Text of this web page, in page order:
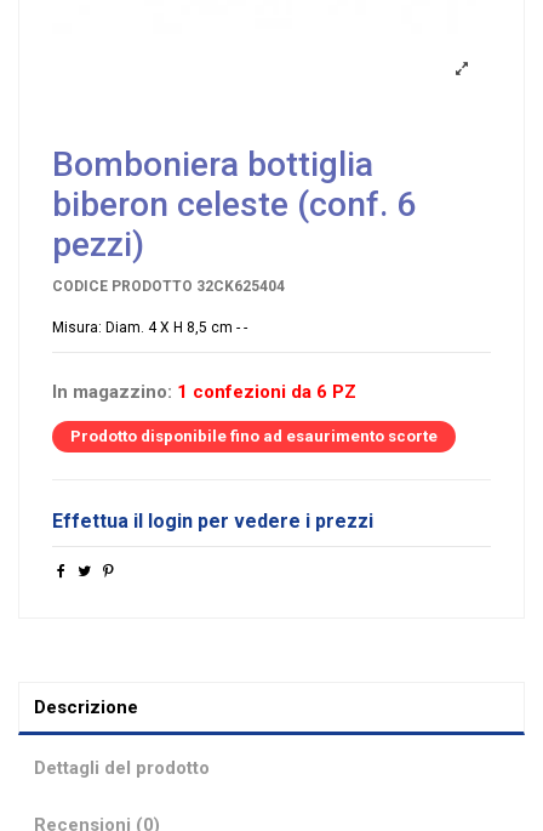
Bomboniera bottiglia
biberon celeste (conf. 6
pezzi)
CODICE PRODOTTO 32CK625404
Misura: Diam. 4 X H 8,5 cm - -
In magazzino: 1 confezioni da 6 PZ
Prodotto disponibile fino ad esaurimento scorte
Effettua il login per vedere i prezzi
Descrizione
Dettagli del prodotto
Recensioni (0)